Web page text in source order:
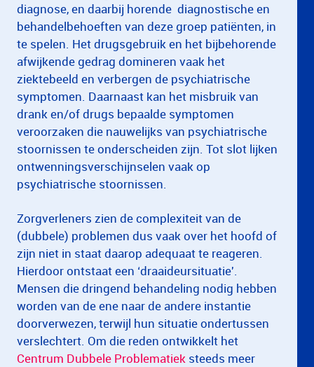
diagnose, en daarbij horende diagnostische en
behandelbehoeften van deze groep patiënten, in
te spelen. Het drugsgebruik en het bijbehorende
afwijkende gedrag domineren vaak het
ziektebeeld en verbergen de psychiatrische
symptomen. Daarnaast kan het misbruik van
drank en/of drugs bepaalde symptomen
veroorzaken die nauwelijks van psychiatrische
stoornissen te onderscheiden zijn. Tot slot lijken
ontwenningsverschijnselen vaak op
psychiatrische stoornissen.
Zorgverleners zien de complexiteit van de
(dubbele) problemen dus vaak over het hoofd of
zijn niet in staat daarop adequaat te reageren.
Hierdoor ontstaat een ‘draaideursituatie'.
Mensen die dringend behandeling nodig hebben
worden van de ene naar de andere instantie
doorverwezen, terwijl hun situatie ondertussen
verslechtert. Om die reden ontwikkelt het
Centrum Dubbele Problematiek steeds meer